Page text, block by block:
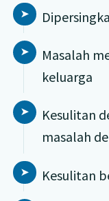
Masalah
keluarga
Kesulitan
masalah
Kesulitan